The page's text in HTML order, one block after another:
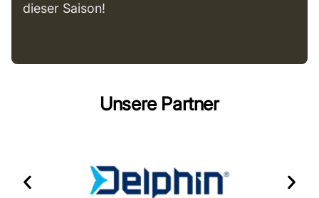
dieser Saison!
Unsere Partner